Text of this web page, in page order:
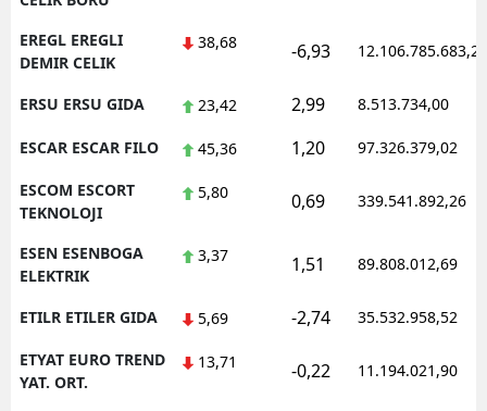
EREGL EREGLI
DEMIR CELIK
38,68 -6,93 12.106.785.683,20
ERSU ERSU GIDA 23,42 2,99 8.513.734,00
ESCAR ESCAR FILO 45,36 1,20 97.326.379,02
ESCOM ESCORT
TEKNOLOJI
5,80 0,69 339.541.892,26
ESEN ESENBOGA
ELEKTRIK
3,37 1,51 89.808.012,69
ETILR ETILER GIDA 5,69 -2,74 35.532.958,52
ETYAT EURO TREND
YAT. ORT.
13,71 -0,22 11.194.021,90